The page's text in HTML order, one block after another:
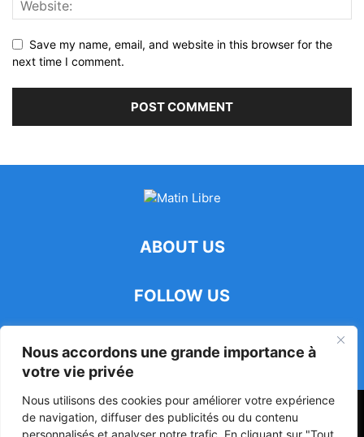
Nous accordons une grande importance à
votre vie privée
Nous utilisons des cookies pour améliorer votre expérience
de navigation, diffuser des publicités ou du contenu
personnalisés et analyser notre trafic. En cliquant sur "Tout
Save my name, email, and website in this browser for the
next time I comment.
ABOUT US
FOLLOW US
47ᵉ Assemblée Mondiale sur la Protection de la Vie Privée: Me
Luciano Hounkponou représente le Bénin à Séoul